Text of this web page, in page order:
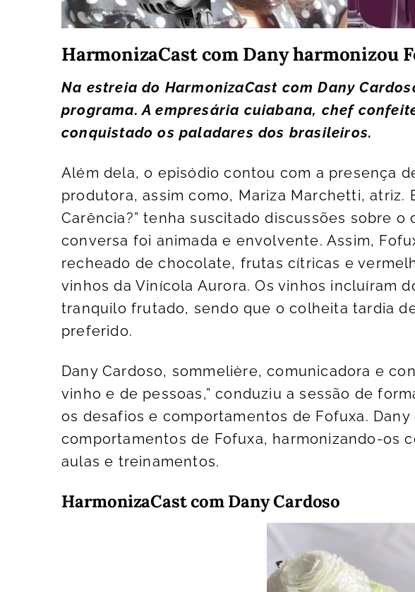
HarmonizaCast com Dany harmonizou
Na estreia do HarmonizaCast com Dany
programa. A empresária cuiabana, chef
conquistado os paladares dos brasileiros.
Além dela, o episódio contou com a presença
produtora, assim como, Mariza Marchetti, atriz.
Carência?” tenha suscitado discussões sobre o
conversa foi animada e envolvente. Assim,
recheado de chocolate, frutas cítricas e
vinhos da Vinícola Aurora. Os vinhos incluíram
tranquilo frutado, sendo que o colheita tardia
preferido.
Dany Cardoso, sommelière, comunicadora e
vinho e de pessoas,” conduziu a sessão de
os desafios e comportamentos de Fofuxa.
comportamentos de Fofuxa, harmonizando-os
aulas e treinamentos.
HarmonizaCast com Dany Cardoso